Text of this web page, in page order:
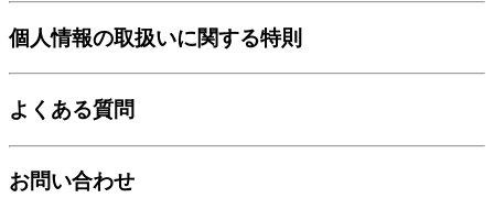
個人情報の取扱いに関する特則
よくある質問
お問い合わせ